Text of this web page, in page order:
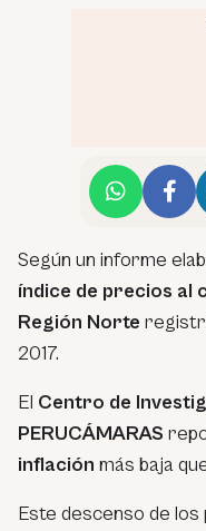
Según un informe
índice de precios al
Región Norte
2017.
El Centro de
PERUCÁMARAS
inflación más baja
Este descenso de